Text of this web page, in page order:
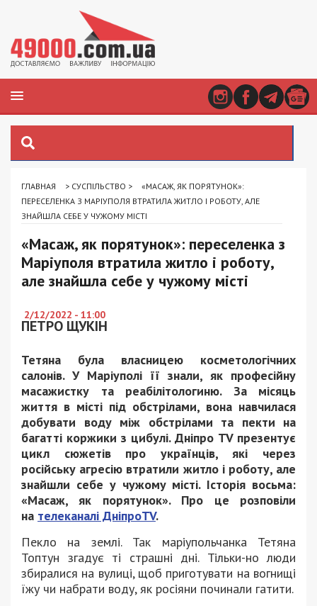
ГЛАВНАЯ > СУСПІЛЬСТВО >
«МАСАЖ, ЯК ПОРЯТУНОК»:
ПЕРЕСЕЛЕНКА З МАРІУПОЛЯ ВТРАТИЛА ЖИТЛО І РОБОТУ, АЛЕ
ЗНАЙШЛА СЕБЕ У ЧУЖОМУ МІСТІ
«Масаж, як порятунок»: переселенка з
Маріуполя втратила житло і роботу,
але знайшла себе у чужому місті
2/12/2022 - 11:00
ПЕТРО ЩУКІН
Тетяна була власницею косметологічних
салонів. У Маріуполі її знали, як професійну
масажистку та реабілітологиню. За місяць
життя в місті під обстрілами, вона навчилася
добувати воду між обстрілами та пекти на
багатті коржики з цибулі. Дніпро TV презентує
цикл сюжетів про українців, які через
російську агресію втратили житло і роботу, але
знайшли себе у чужому місті. Історія восьма:
«Масаж, як порятунок». Про це розповіли
на телеканалі ДніпроTV.
Пекло на землі. Так маріупольчанка Тетяна
Топтун згадує ті страшні дні. Тільки-но люди
збиралися на вулиці, щоб приготувати на вогнищі
їжу чи набрати воду, як росіяни починали гатити.